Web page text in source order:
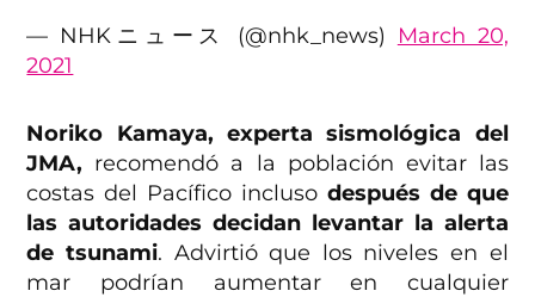
— NHKニュース (@nhk_news)
March 20,
2021
Noriko Kamaya, experta sismológica del
JMA, recomendó a la población evitar las
costas del Pacífico incluso después de que
las autoridades decidan levantar la alerta
de tsunami. Advirtió que los niveles en el
mar podrían aumentar en cualquier